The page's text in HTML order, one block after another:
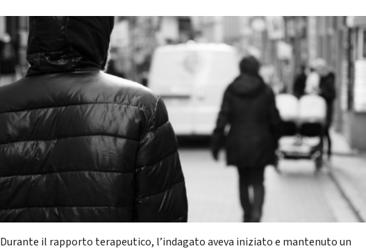
Durante il rapporto terapeutico, l’indagato aveva iniziato e mantenuto un